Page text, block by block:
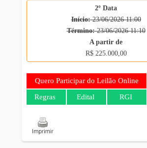
2º Data
Início:23/06/2026 11:00
Término:23/06/2026 11:10
A partir de
R$ 225.000,00
Quero Participar do Leilão Online
Regras Edital RGI